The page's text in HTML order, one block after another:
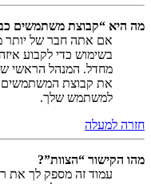
מה היא “קבוצת משתמשים
אם אתה חבר של
בשימוש כדי לקבוע
מחדל. המנהל הראשי
את קבוצת המשתמשים
למשתמש שלך.
חזרה למעלה
מהו הקישור “הצוות”?
עמוד זה מספק לך את